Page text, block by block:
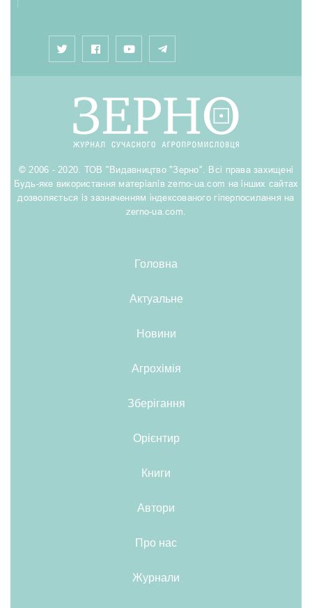
© 2006 - 2020. ТОВ "Видавництво "Зерно". Всі права захищені
Будь-яке використання матеріалів zerno-ua.com на інших сайтах
дозволяється із зазначенням індексованого гіперпосилання на
zerno-ua.com.
Головна
Актуальне
Новини
Агрохімія
Зберігання
Орієнтир
Книги
Автори
Про нас
Журнали